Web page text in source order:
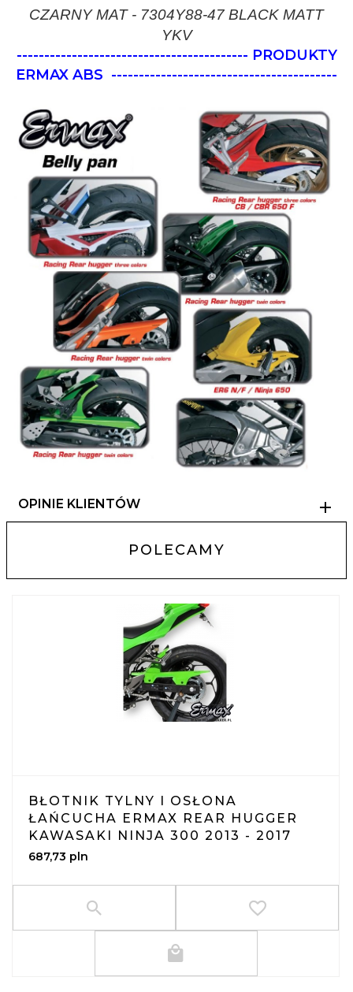
CZARNY MAT - 7304Y88-47 BLACK MATT
YKV
------------------------------------------ PRODUKTY
ERMAX ABS -----------------------------------------
OPINIE KLIENTÓW
POLECAMY
BŁOTNIK TYLNY I OSŁONA
ŁAŃCUCHA ERMAX REAR HUGGER
KAWASAKI NINJA 300 2013 - 2017
687,73 pln